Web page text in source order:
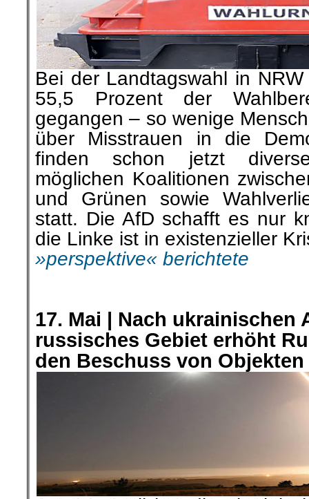
Bei der Landtagswahl in
55,5 Prozent der
gegangen – so wenige
über Misstrauen in die
finden schon jetzt
möglichen Koalitionen
und Grünen sowie
statt. Die AfD schafft es nur
die Linke ist in existenzieller
»perspektive« berichtete
17. Mai | Nach ukrainischen
russisches Gebiet erhöht
den Beschuss von